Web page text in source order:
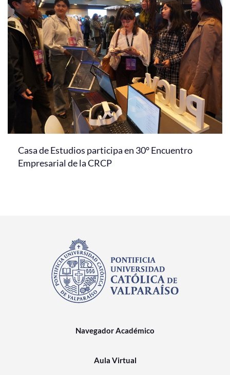
Casa de Estudios participa en 30° Encuentro
Empresarial de la CRCP
Navegador Académico
Aula Virtual